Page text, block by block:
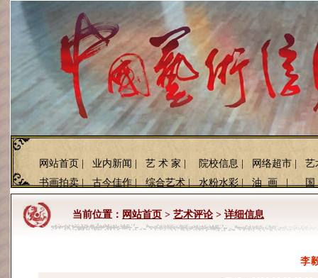
网站首页 业内新闻 艺 术 家 院校信息 网络超市
艺
书画拍卖| 古今佳作| 综合艺术| 水粉水彩| 油 画|
当前位置： 网站首页 > 艺术评论 > 详细信息
李